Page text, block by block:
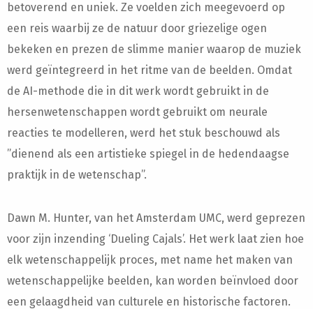
betoverend en uniek. Ze voelden zich meegevoerd op
een reis waarbij ze de natuur door griezelige ogen
bekeken en prezen de slimme manier waarop de muziek
werd geïntegreerd in het ritme van de beelden. Omdat
de AI-methode die in dit werk wordt gebruikt in de
hersenwetenschappen wordt gebruikt om neurale
reacties te modelleren, werd het stuk beschouwd als
”dienend als een artistieke spiegel in de hedendaagse
praktijk in de wetenschap”.
Dawn M. Hunter, van het Amsterdam UMC, werd geprezen
voor zijn inzending ‘Dueling Cajals’. Het werk laat zien hoe
elk wetenschappelijk proces, met name het maken van
wetenschappelijke beelden, kan worden beïnvloed door
een gelaagdheid van culturele en historische factoren.